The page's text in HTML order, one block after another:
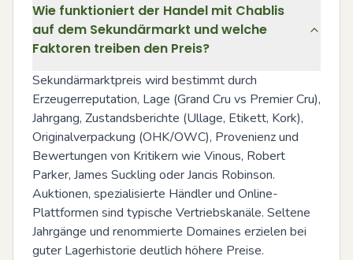
Wie funktioniert der Handel mit Chablis
auf dem Sekundärmarkt und welche
Faktoren treiben den Preis?
Sekundärmarktpreis wird bestimmt durch
Erzeugerreputation, Lage (Grand Cru vs Premier Cru),
Jahrgang, Zustandsberichte (Ullage, Etikett, Kork),
Originalverpackung (OHK/OWC), Provenienz und
Bewertungen von Kritikern wie Vinous, Robert
Parker, James Suckling oder Jancis Robinson.
Auktionen, spezialisierte Händler und Online-
Plattformen sind typische Vertriebskanäle. Seltene
Jahrgänge und renommierte Domaines erzielen bei
guter Lagerhistorie deutlich höhere Preise.